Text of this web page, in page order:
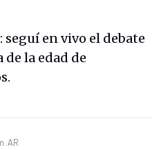
en vivo el debate
de la edad de
AR